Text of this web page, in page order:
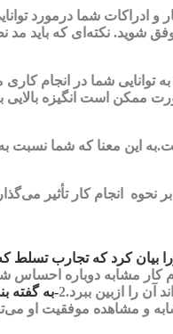
ادراکات شما درمورد
نکته‌ای که باید مد
به توانایی شما در
ممکن است انگیزه بالایی
این معنا که شما نسبت
بر نحوه انجام کار تأثیر
کرد که تجارب تسلط که
مشابه دوباره احساس
آن را ازبین ببرد.2-به گفته
و مشاهده موفقیت او